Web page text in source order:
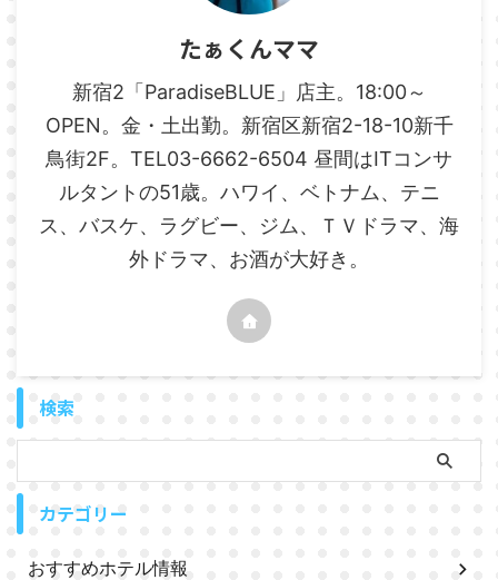
たぁくんママ
新宿2「ParadiseBLUE」店主。18:00～
OPEN。金・土出勤。新宿区新宿2-18-10新千
鳥街2F。TEL03-6662-6504 昼間はITコンサ
ルタントの51歳。ハワイ、ベトナム、テニ
ス、バスケ、ラグビー、ジム、ＴＶドラマ、海
外ドラマ、お酒が大好き。
検索
カテゴリー
おすすめホテル情報